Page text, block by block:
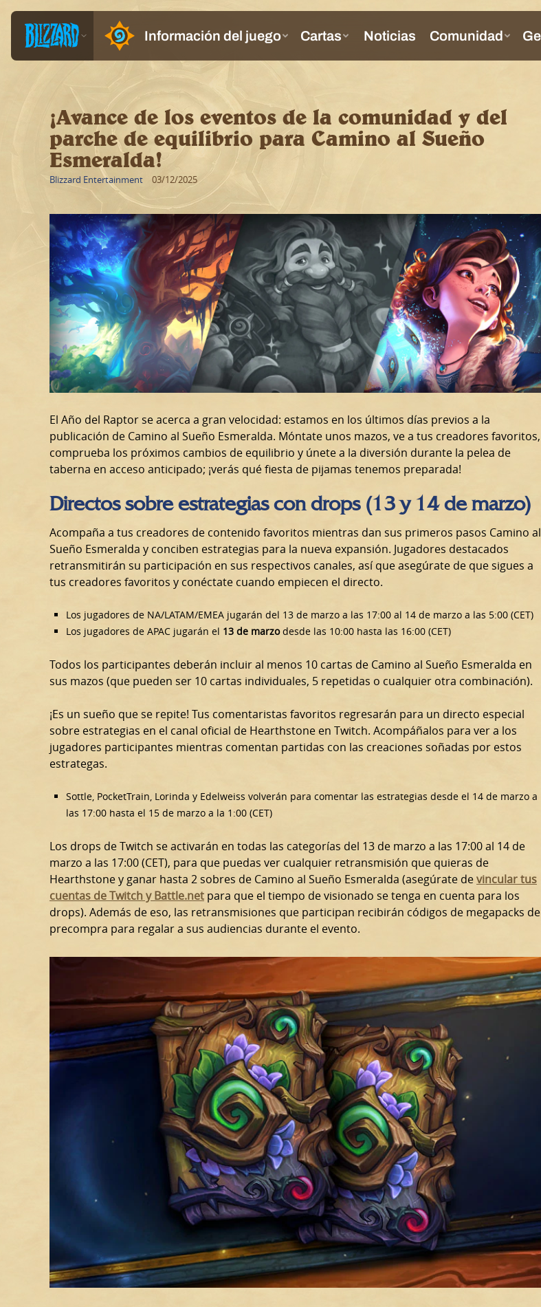
¡Avance de los eventos de la comunidad y del
parche de equilibrio para Camino al Sueño
Esmeralda!
Blizzard Entertainment 03/12/2025
El Año del Raptor se acerca a gran velocidad: estamos en los últimos días previos a la
publicación de Camino al Sueño Esmeralda. Móntate unos mazos, ve a tus creadores favoritos,
comprueba los próximos cambios de equilibrio y únete a la diversión durante la pelea de
taberna en acceso anticipado; ¡verás qué fiesta de pijamas tenemos preparada!
Directos sobre estrategias con drops (13 y 14 de marzo)
Acompaña a tus creadores de contenido favoritos mientras dan sus primeros pasos Camino al
Sueño Esmeralda y conciben estrategias para la nueva expansión. Jugadores destacados
retransmitirán su participación en sus respectivos canales, así que asegúrate de que sigues a
tus creadores favoritos y conéctate cuando empiecen el directo.
Los jugadores de NA/LATAM/EMEA jugarán del 13 de marzo a las 17:00 al 14 de marzo a las 5:00 (CET)
Los jugadores de APAC jugarán el 13 de marzodesde las 10:00 hasta las 16:00 (CET)
Todos los participantes deberán incluir al menos 10 cartas de Camino al Sueño Esmeralda en
sus mazos (que pueden ser 10 cartas individuales, 5 repetidas o cualquier otra combinación).
¡Es un sueño que se repite! Tus comentaristas favoritos regresarán para un directo especial
sobre estrategias en el canal oficial de Hearthstone en Twitch. Acompáñalos para ver a los
jugadores participantes mientras comentan partidas con las creaciones soñadas por estos
estrategas.
Sottle, PocketTrain, Lorinda y Edelweiss volverán para comentar las estrategias desde el 14 de marzo a
las 17:00 hasta el 15 de marzo a la 1:00 (CET)
Los drops de Twitch se activarán en todas las categorías del 13 de marzo a las 17:00 al 14 de
marzo a las 17:00 (CET), para que puedas ver cualquier retransmisión que quieras de
Hearthstone y ganar hasta 2 sobres de Camino al Sueño Esmeralda (asegúrate devincular tus
cuentas de Twitch y Battle.net para que el tiempo de visionado se tenga en cuenta para los
drops). Además de eso, las retransmisiones que participan recibirán códigos de megapacks de
precompra para regalar a sus audiencias durante el evento.